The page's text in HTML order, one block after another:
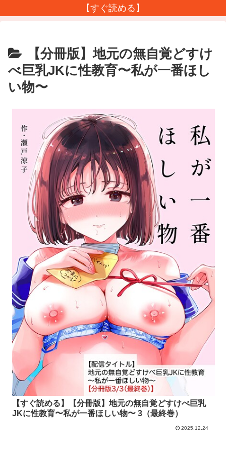
【すぐ読める】
【分冊版】地元の無自覚どすけ
べ巨乳JKに性教育〜私が一番ほし
い物〜
【すぐ読める】【分冊版】地元の無自覚どすけべ巨乳
JKに性教育〜私が一番ほしい物〜 3（最終巻）
2025.12.24